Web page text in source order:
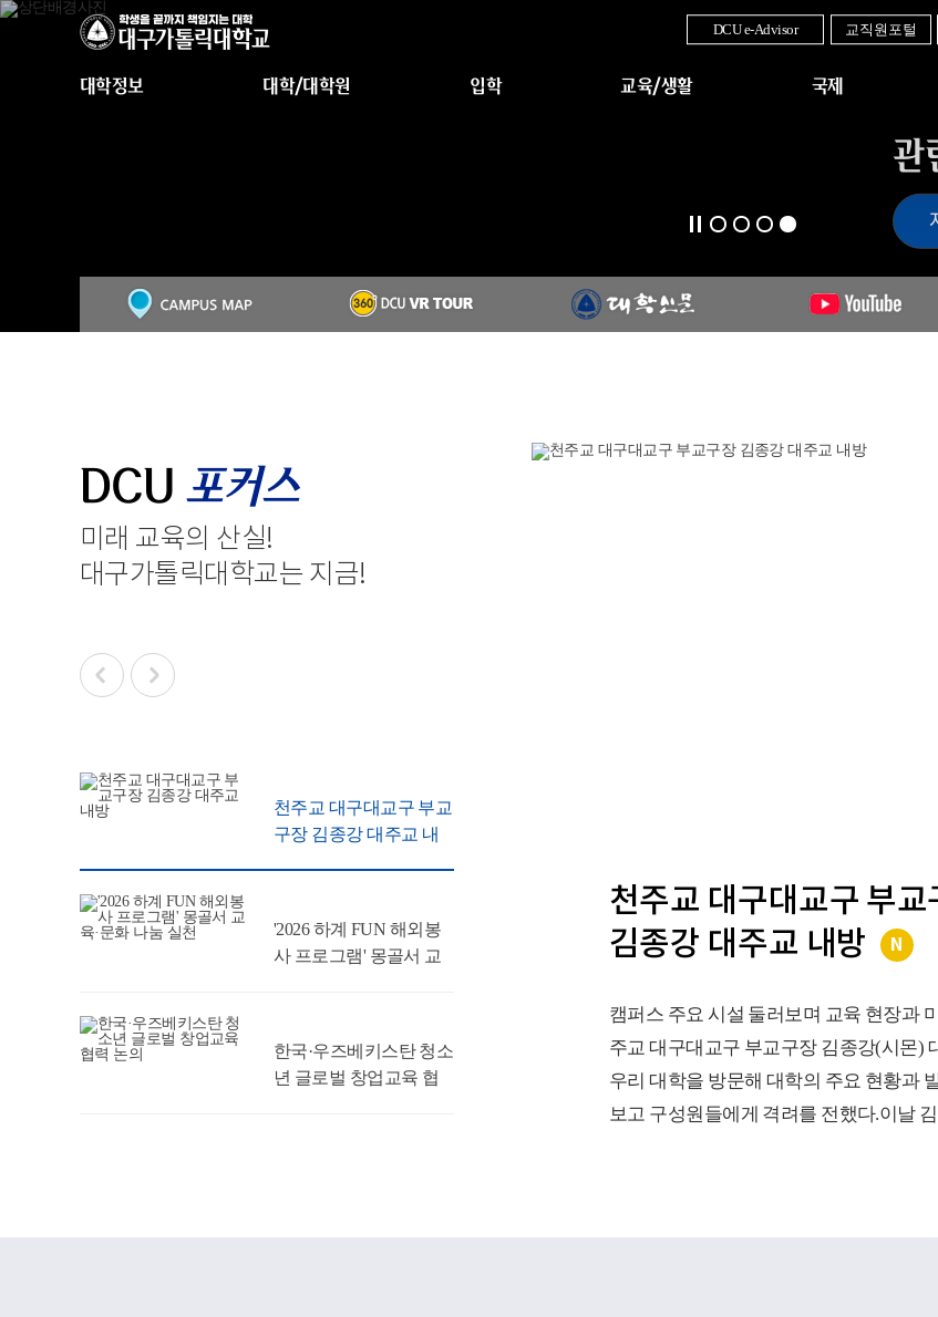
DCU e-Advisor 교직원포털
대학정보 대학/대학원 입학 교육/생활 국제
관
DCU 포커스
미래 교육의 산실!
대구가톨릭대학교는 지금!
천주교 대구대교구 부교
구장 김종강 대주교 내
'2026 하계 FUN 해외봉
사 프로그램' 몽골서 교
한국·우즈베키스탄 청소
년 글로벌 창업교육 협
천주교 대구대교구 부교
김종강 대주교 내방
N
캠퍼스 주요 시설 둘러보며 교육 현장과
주교 대구대교구 부교구장 김종강(시몬)
우리 대학을 방문해 대학의 주요 현황과
보고 구성원들에게 격려를 전했다.이날